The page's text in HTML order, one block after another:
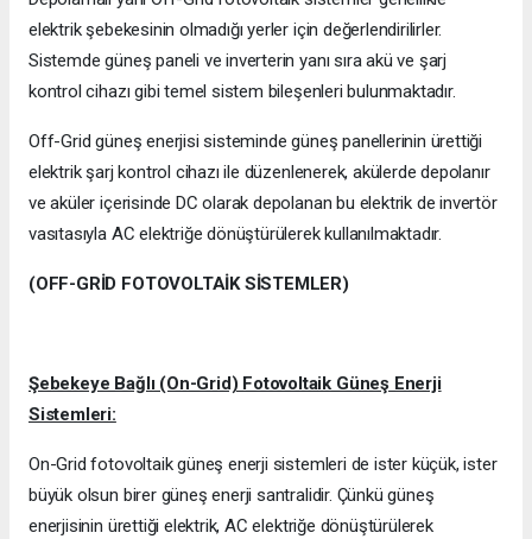
elektrik şebekesinin olmadığı yerler için değerlendirilirler.
Sistemde güneş paneli ve inverterin yanı sıra akü ve şarj
kontrol cihazı gibi temel sistem bileşenleri bulunmaktadır.
Off-Grid güneş enerjisi sisteminde güneş panellerinin ürettiği
elektrik şarj kontrol cihazı ile düzenlenerek, akülerde depolanır
ve aküler içerisinde DC olarak depolanan bu elektrik de invertör
vasıtasıyla AC elektriğe dönüştürülerek kullanılmaktadır.
(OFF-GRİD FOTOVOLTAİK SİSTEMLER)
Şebekeye Bağlı (On-Grid) Fotovoltaik Güneş Enerji
Sistemleri:
On-Grid fotovoltaik güneş enerji sistemleri de ister küçük, ister
büyük olsun birer güneş enerji santralidir. Çünkü güneş
enerjisinin ürettiği elektrik, AC elektriğe dönüştürülerek